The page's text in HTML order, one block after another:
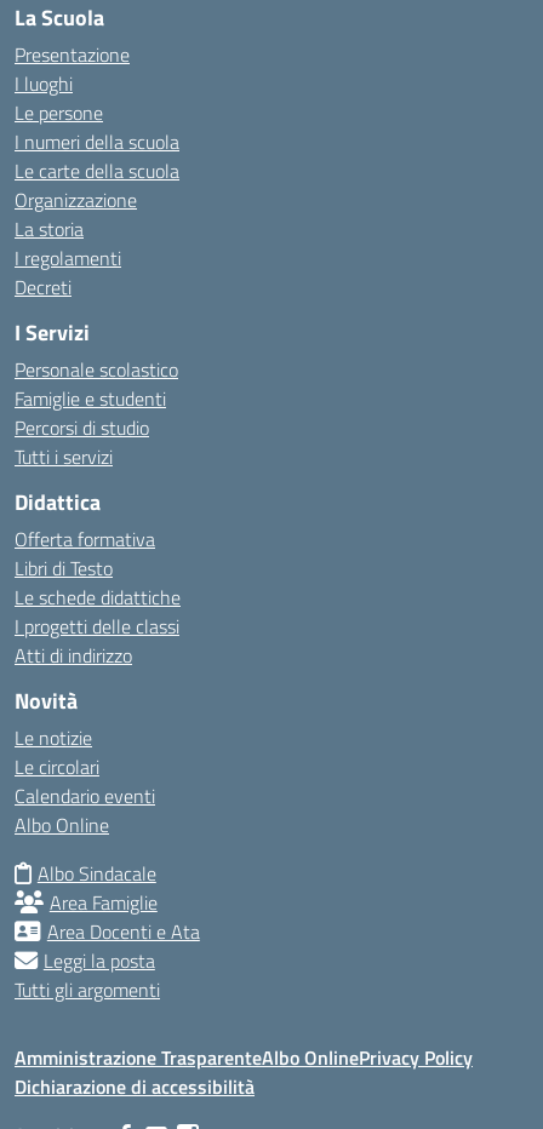
La Scuola
Presentazione
I luoghi
Le persone
I numeri della scuola
Le carte della scuola
Organizzazione
La storia
I regolamenti
Decreti
I Servizi
Personale scolastico
Famiglie e studenti
Percorsi di studio
Tutti i servizi
Didattica
Offerta formativa
Libri di Testo
Le schede didattiche
I progetti delle classi
Atti di indirizzo
Novità
Le notizie
Le circolari
Calendario eventi
Albo Online
Albo Sindacale
Area Famiglie
Area Docenti e Ata
Leggi la posta
Tutti gli argomenti
Amministrazione TrasparenteAlbo OnlinePrivacy Policy
Dichiarazione di accessibilità